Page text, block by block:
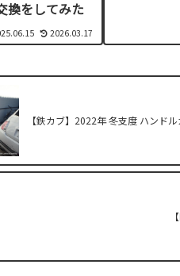
換をしてみた
2026.03.17
【鉄カブ】2022年 冬支度 ハンド